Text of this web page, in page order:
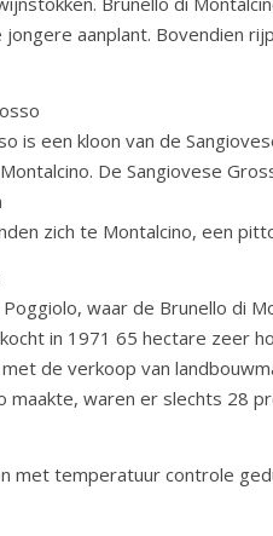
aanplant. Bovendien
is een kloon van de
De Sangiovese
zich te Montalcino, een
waar de Brunello di
in 1971 65 hectare zeer
de verkoop van
maakte, waren er slechts 28
met temperatuur controle